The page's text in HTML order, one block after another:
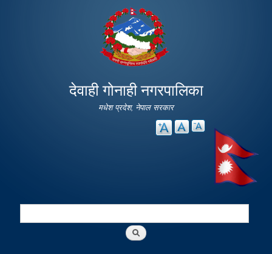
main
content
देवाही गोनाही नगरपालिका
मधेश प्रदेश, नेपाल सरकार
Search